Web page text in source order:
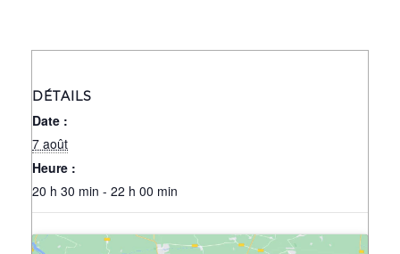
DÉTAILS
Date :
7 août
Heure :
20 h 30 min - 22 h 00 min